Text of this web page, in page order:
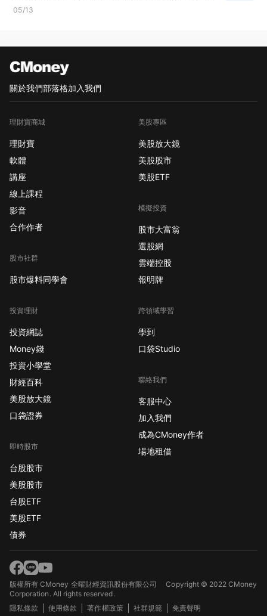
美元，首季需求強勁且大型研究持續增長
05/13
關於我們部落格加入我們
理財寶商城
理財寶
軟體
講座
線上課程
影音
合作作者
股市社群
股市爆料同學會
投資理財
投資網誌
Money錢
投資小學堂
財經百科
美股放大鏡
口袋證券
即時股市
台股股市
美股股市
台股ETF
美股ETF
債券
美股專區
美股放大鏡
美股股市
美股ETF
模擬投資
股市大富翁
選股網
雲端控股
報明牌
跨領域學習
學到
口袋Studio
聯絡我們
客服中心
加入我們
成為CMoney作者
場地租借
版權所有 CMoney 全曜財經資訊股份有限公司Copyright © 2022 CMoney
Corporation. All rights reserved.
隱私條款
使用條款 著作權政策 社群規範 免責聲明